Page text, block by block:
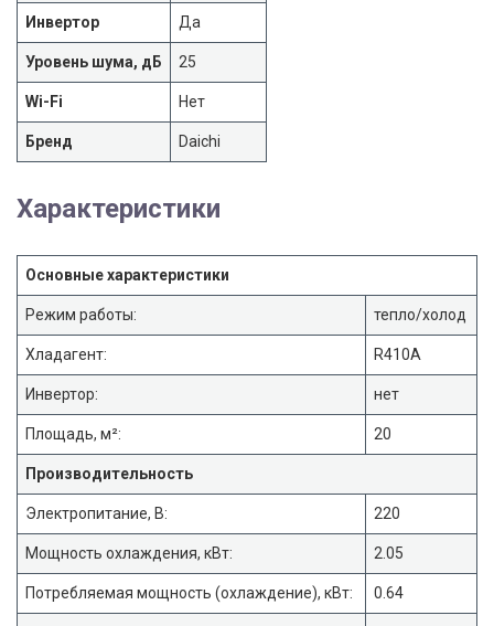
Инвертор Да
Уровень шума, дБ 25
Wi-Fi Нет
Бренд Daichi
Характеристики
Основные характеристики
Режим работы: тепло/холод
Хладагент: R410A
Инвертор: нет
Площадь, м²: 20
Производительность
Электропитание, В: 220
Мощность охлаждения, кВт: 2.05
Потребляемая мощность (охлаждение), кВт: 0.64